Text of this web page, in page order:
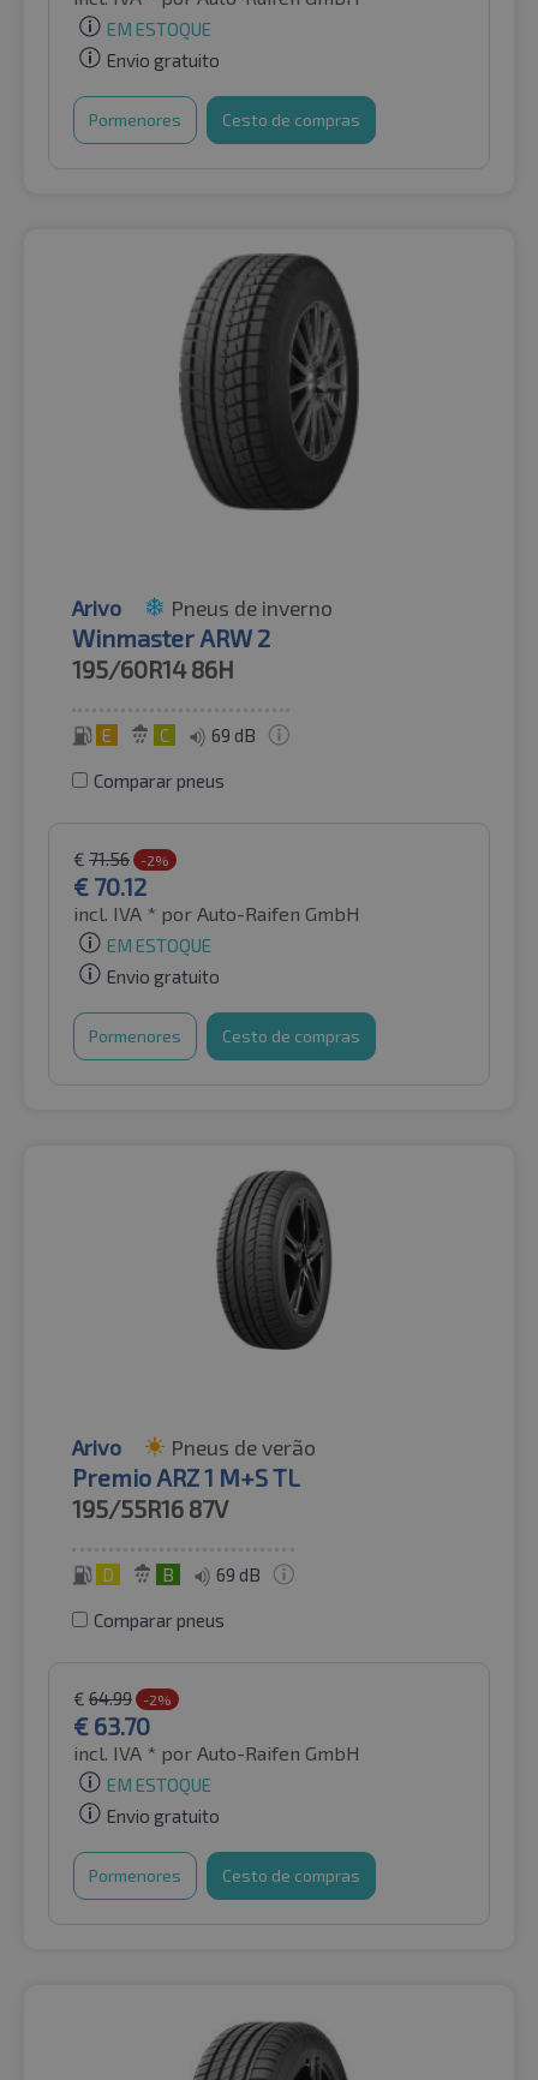
EM ESTOQUE
Envio gratuito
Pormenores Cesto de compras
Arivo Pneus de inverno
Winmaster ARW 2
195/60R14 86H
E C 69 dB
Comparar pneus
€ 71.56 -2%
€ 70.12
incl. IVA * por Auto-Raifen GmbH
EM ESTOQUE
Envio gratuito
Pormenores Cesto de compras
Arivo Pneus de verão
Premio ARZ 1 M+S TL
195/55R16 87V
D B 69 dB
Comparar pneus
€ 64.99 -2%
€ 63.70
incl. IVA * por Auto-Raifen GmbH
EM ESTOQUE
Envio gratuito
Pormenores Cesto de compras